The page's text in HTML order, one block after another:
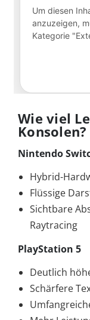
Wie viel
Konsolen?
Nintendo
Hybrid-
Flüssige
Sichtbare
Raytracing
PlayStation 5
Deutlich
Schärfere